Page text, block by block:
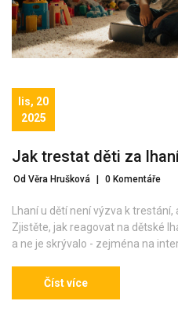
lis, 20
2025
Jak trestat děti za
Od Věra Hrušková 0 Komentáře
Lhaní u dětí není výzva k
Zjistěte, jak reagovat na dětské
a ne je skrývalo - zejména na
Číst více